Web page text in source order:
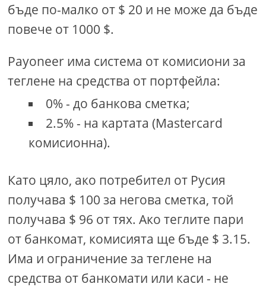
бъде по-малко от $ 20 и не може да бъде
повече от 1000 $.
Payoneer има система от комисиони за
теглене на средства от портфейла:
0% - до банкова сметка;
2.5% - на картата (Mastercard
комисионна).
Като цяло, ако потребител от Русия
получава $ 100 за негова сметка, той
получава $ 96 от тях. Ако теглите пари
от банкомат, комисията ще бъде $ 3.15.
Има и ограничение за теглене на
средства от банкомати или каси - не